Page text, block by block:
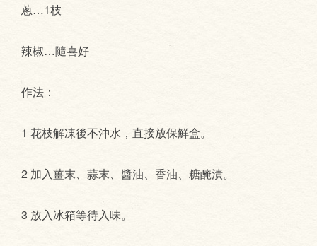
蔥…1枝
辣椒…隨喜好
作法：
1 花枝解凍後不沖水，直接放保鮮盒。
2 加入薑末、蒜末、醬油、香油、糖醃漬。
3 放入冰箱等待入味。